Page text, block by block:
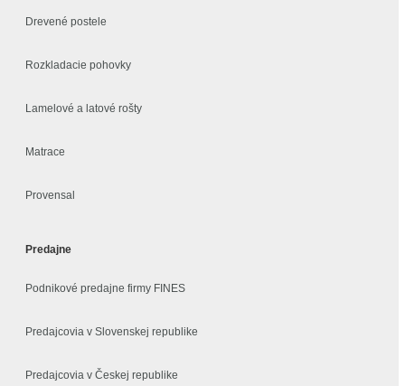
Drevené postele
Rozkladacie pohovky
Lamelové a latové rošty
Matrace
Provensal
Predajne
Podnikové predajne firmy FINES
Predajcovia v Slovenskej republike
Predajcovia v Českej republike